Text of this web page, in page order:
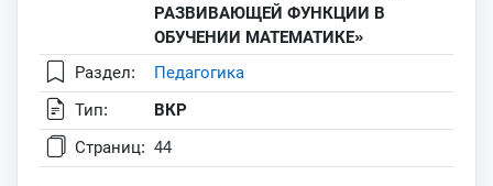
РАЗВИВАЮЩЕЙ ФУНКЦИИ В
ОБУЧЕНИИ МАТЕМАТИКЕ»
Раздел:
Педагогика
Тип:
ВКР
Страниц: 44